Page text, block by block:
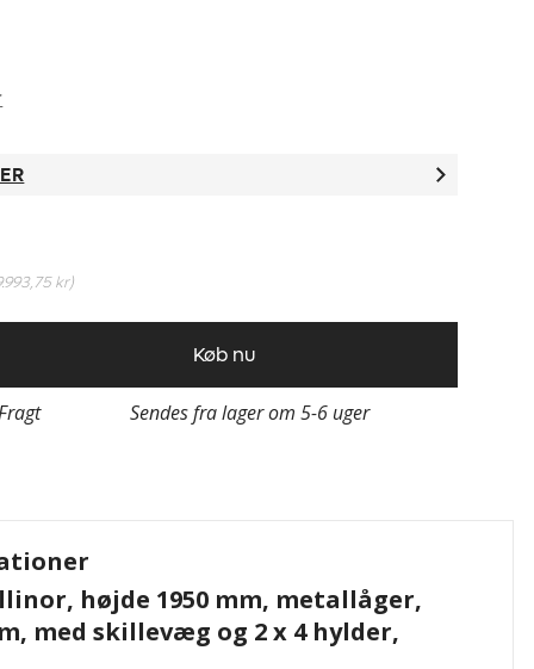
kr)
Køb nu
Sendes fra lager om 5-6 uger
højde 1950 mm, metallåger,
med skillevæg og 2 x 4 hylder,